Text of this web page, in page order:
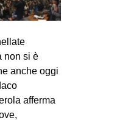
non si è
anche oggi
afferma